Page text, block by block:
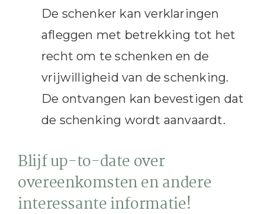
De schenker kan verklaringen
afleggen met betrekking tot het
recht om te schenken en de
vrijwilligheid van de schenking.
De ontvangen kan bevestigen dat
de schenking wordt aanvaardt.
Blijf up-to-date over
overeenkomsten en andere
interessante informatie!